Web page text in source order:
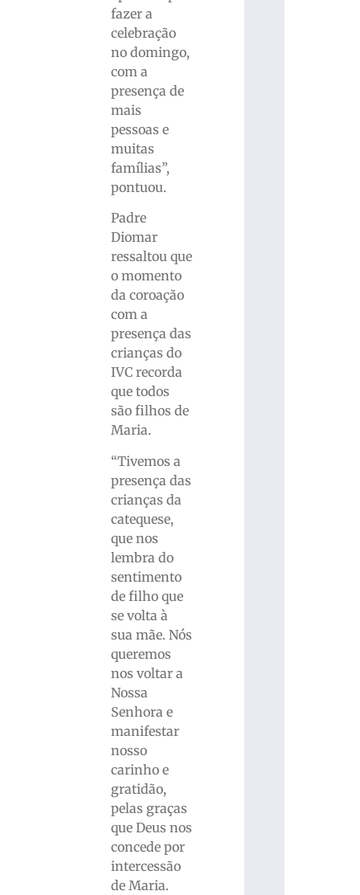
fazer a
celebração
no domingo,
com a
presença de
mais
pessoas e
muitas
famílias”,
pontuou.
Padre
Diomar
ressaltou que
o momento
da coroação
com a
presença das
crianças do
IVC recorda
que todos
são filhos de
Maria.
“Tivemos a
presença das
crianças da
catequese,
que nos
lembra do
sentimento
de filho que
se volta à
sua mãe. Nós
queremos
nos voltar a
Nossa
Senhora e
manifestar
nosso
carinho e
gratidão,
pelas graças
que Deus nos
concede por
intercessão
de Maria.